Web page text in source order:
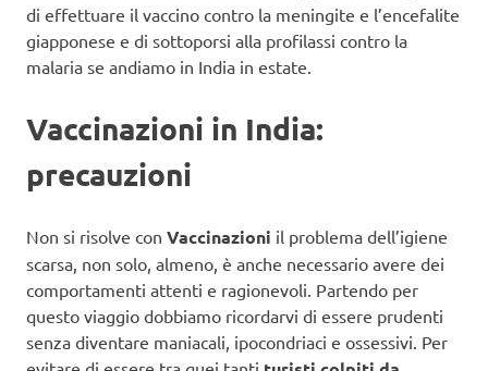
di effettuare il vaccino contro la meningite e l’encefalite
giapponese e di sottoporsi alla profilassi contro la
malaria se andiamo in India in estate.
Vaccinazioni in India:
precauzioni
Non si risolve con Vaccinazioni il problema dell’igiene
scarsa, non solo, almeno, è anche necessario avere dei
comportamenti attenti e ragionevoli. Partendo per
questo viaggio dobbiamo ricordarvi di essere prudenti
senza diventare maniacali, ipocondriaci e ossessivi. Per